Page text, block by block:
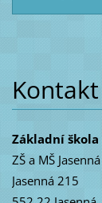
Kontakt
Základní škola
ZŠ a MŠ Jasenná
Jasenná 215